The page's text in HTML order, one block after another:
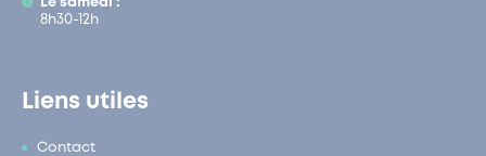
Le samedi :
8h30-12h
Liens utiles
Contact